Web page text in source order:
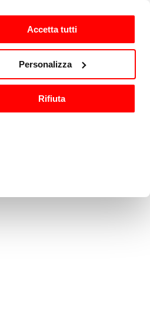
Accetta tutti
Personalizza
Rifiuta
其他厨房设备